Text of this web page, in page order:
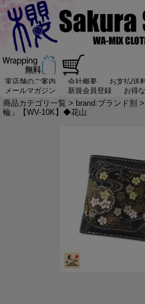
実店舗のご案内 会社概要 お支払/送
メールマガジン
新規会員登録 お得
商品カテゴリ一覧 > brand:ブランド別 >
輪」【WV-10K】◆花山